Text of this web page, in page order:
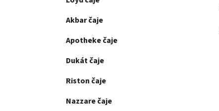
Akbar čaje
Apotheke čaje
Dukát čaje
Riston čaje
Nazzare čaje